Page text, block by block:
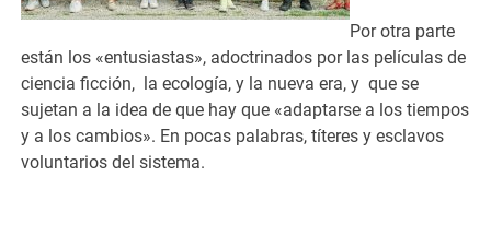
Por otra parte
están los «entusiastas», adoctrinados por las películas de
ciencia ficción, la ecología, y la nueva era, y que se
sujetan a la idea de que hay que «adaptarse a los tiempos
y a los cambios». En pocas palabras, títeres y esclavos
voluntarios del sistema.